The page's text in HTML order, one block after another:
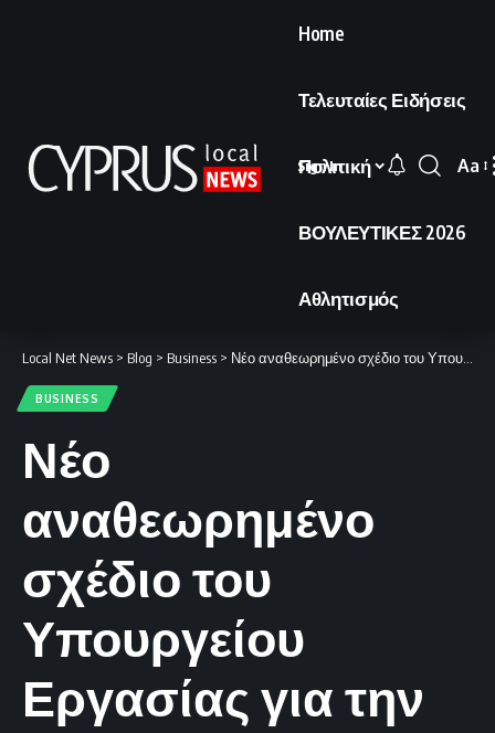
Home
Τελευταίες Ειδήσεις
Πολιτική
ΒΟΥΛΕΥΤΙΚΕΣ 2026
Αθλητισμός
Sign In
Font
Aa
Local Net News > Blog > Business > Νέο αναθεωρημένο σχέδιο του Υπουργείου Εργασίας για την αποπληρωμή οφειλών στο Ταμείο Κοινωνικών Ασφαλίσεων.
BUSINESS
Νέο
αναθεωρημένο
σχέδιο του
Υπουργείου
Εργασίας για την